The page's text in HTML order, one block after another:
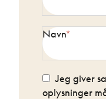
Navn
Jeg giver
oplysninger